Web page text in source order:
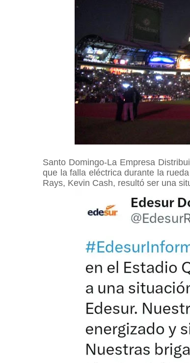
Santo Domingo-La Empresa
que la falla eléctrica durante la
Rays, Kevin Cash, resultó ser una